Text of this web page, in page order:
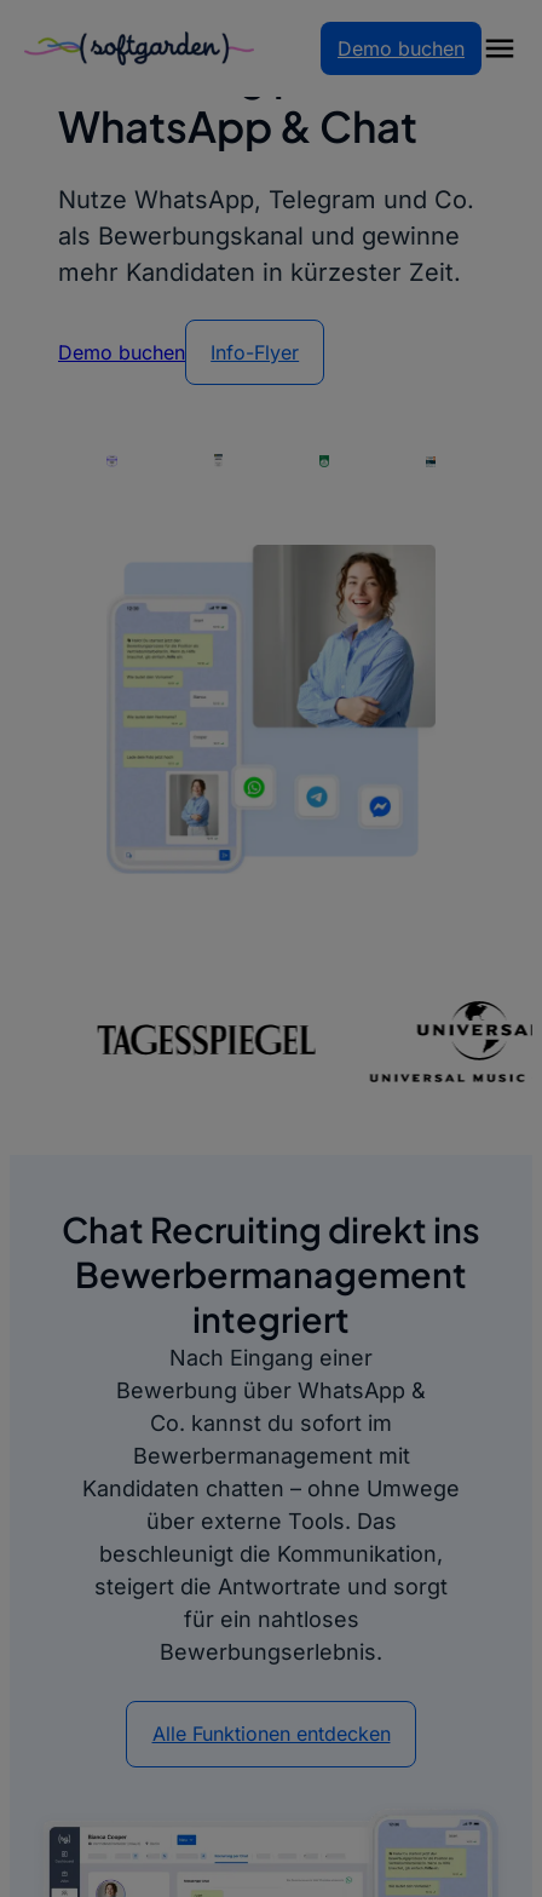
Inhalt
Demo buchen
Recruiting per
WhatsApp & Chat
Nutze WhatsApp, Telegram und Co.
als Bewerbungskanal und gewinne
mehr Kandidaten in kürzester Zeit.
Demo buchen Info-Flyer
Chat Recruiting direkt ins
Bewerbermanagement
integriert
Nach Eingang einer
Bewerbung über WhatsApp &
Co. kannst du sofort im
Bewerbermanagement mit
Kandidaten chatten – ohne Umwege
über externe Tools. Das
beschleunigt die Kommunikation,
steigert die Antwortrate und sorgt
für ein nahtloses
Bewerbungserlebnis.
Alle Funktionen entdecken